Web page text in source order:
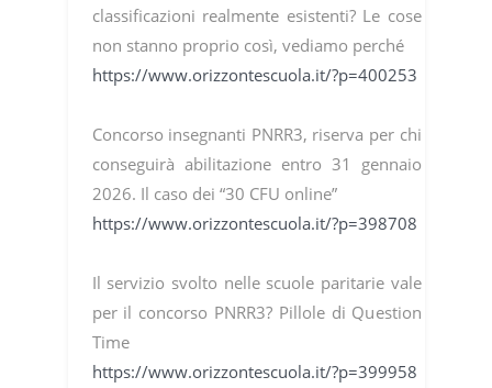
classificazioni realmente esistenti? Le cose
non stanno proprio così, vediamo perché
https://www.orizzontescuola.it/?p=400253
Concorso insegnanti PNRR3, riserva per chi
conseguirà abilitazione entro 31 gennaio
2026. Il caso dei “30 CFU online”
https://www.orizzontescuola.it/?p=398708
Il servizio svolto nelle scuole paritarie vale
per il concorso PNRR3? Pillole di Question
Time
https://www.orizzontescuola.it/?p=399958